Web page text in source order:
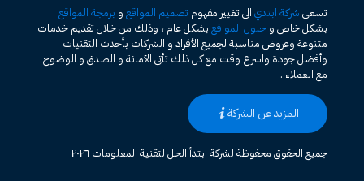
تسعى شركة ابتدي الى تغيير مفهوم تصميم المواقع و برمجة المواقع
بشكل خاص و حلول المواقع بشكل عام ، وذلك من خلال تقديم خدمات
متنوعة وعروض مناسبة لجميع الأفراد و الشركات بأحدث التقنيات
وأفضل جودة واسرع وقت مع كل ذلك تأتى الأمانة و الصدق و الوضوح
مع العملاء .
المزيد عن الشركة
جميع الحقوق محفوظة لشركة ابتدأ الحل لتقنية المعلومات ٢٠٢٦